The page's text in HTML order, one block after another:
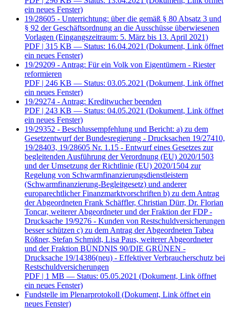
ein neues Fenster)
19/28605 - Unterrichtung: über die gemäß § 80 Absatz 3 und
§ 92 der Geschäftsordnung an die Ausschüsse überwiesenen
Vorlagen (Eingangszeitraum: 5. März bis 13. April 2021)
PDF | 315 KB — Status: 16.04.2021 (Dokument, Link öffnet
ein neues Fenster)
19/29209 - Antrag: Für ein Volk von Eigentümern - Riester
reformieren
PDF | 246 KB — Status: 03.05.2021 (Dokument, Link öffnet
ein neues Fenster)
19/29274 - Antrag: Kreditwucher beenden
PDF | 243 KB — Status: 04.05.2021 (Dokument, Link öffnet
ein neues Fenster)
19/29352 - Beschlussempfehlung und Bericht: a) zu dem
Gesetzentwurf der Bundesregierung - Drucksachen 19/27410,
19/28403, 19/28605 Nr. 1.15 - Entwurf eines Gesetzes zur
begleitenden Ausführung der Verordnung (EU) 2020/1503
und der Umsetzung der Richtlinie (EU) 2020/1504 zur
Regelung von Schwarmfinanzierungsdienstleistern
(Schwarmfinanzierung-Begleitgesetz) und anderer
europarechtlicher Finanzmarktvorschriften b) zu dem Antrag
der Abgeordneten Frank Schäffler, Christian Dürr, Dr. Florian
Toncar, weiterer Abgeordneter und der Fraktion der FDP -
Drucksache 19/9276 - Kunden von Restschuldversicherungen
besser schützen c) zu dem Antrag der Abgeordneten Tabea
Rößner, Stefan Schmidt, Lisa Paus, weiterer Abgeordneter
und der Fraktion BÜNDNIS 90/DIE GRÜNEN -
Drucksache 19/14386(neu) - Effektiver Verbraucherschutz bei
Restschuldversicherungen
PDF | 1 MB — Status: 05.05.2021 (Dokument, Link öffnet
ein neues Fenster)
Fundstelle im Plenarprotokoll (Dokument, Link öffnet ein
neues Fenster)